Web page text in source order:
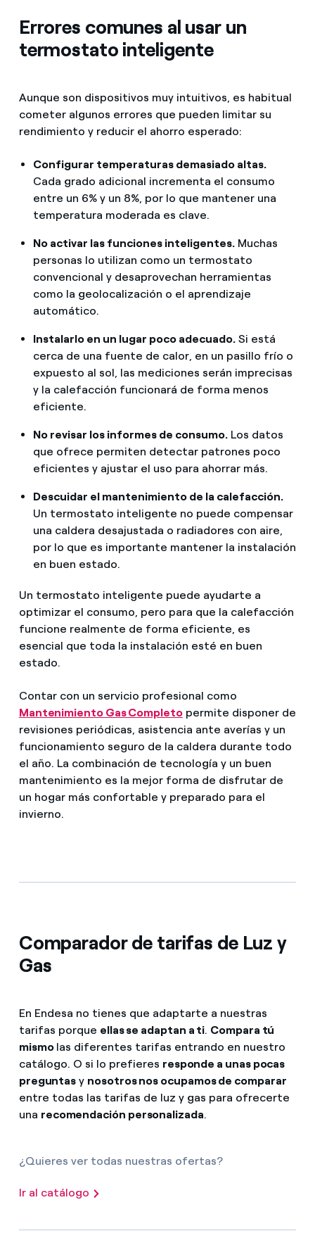
Errores comunes al usar un
termostato inteligente
Aunque son dispositivos muy intuitivos, es habitual
cometer algunos errores que pueden limitar su
rendimiento y reducir el ahorro esperado:
Configurar temperaturas demasiado altas.
Cada grado adicional incrementa el consumo
entre un 6% y un 8%, por lo que mantener una
temperatura moderada es clave.
No activar las funciones inteligentes.Muchas
personas lo utilizan como un termostato
convencional y desaprovechan herramientas
como la geolocalización o el aprendizaje
automático.
Instalarlo en un lugar poco adecuado.Si está
cerca de una fuente de calor, en un pasillo frío o
expuesto al sol, las mediciones serán imprecisas
y la calefacción funcionará de forma menos
eficiente.
No revisar los informes de consumo.Los datos
que ofrece permiten detectar patrones poco
eficientes y ajustar el uso para ahorrar más.
Descuidar el mantenimiento de la calefacción.
Un termostato inteligente no puede compensar
una caldera desajustada o radiadores con aire,
por lo que es importante mantener la instalación
en buen estado.
Un termostato inteligente puede ayudarte a
optimizar el consumo, pero para que la calefacción
funcione realmente de forma eficiente, es
esencial que toda la instalación esté en buen
estado.
Contar con un servicio profesional como
Mantenimiento Gas Completopermite disponer de
revisiones periódicas, asistencia ante averías y un
funcionamiento seguro de la caldera durante todo
el año. La combinación de tecnología y un buen
mantenimiento es la mejor forma de disfrutar de
un hogar más confortable y preparado para el
invierno.
Comparador de tarifas de Luz y
Gas
En Endesa no tienes que adaptarte a nuestras
tarifas porque ellas se adaptan a ti. Compara tú
mismolas diferentes tarifas entrando en nuestro
catálogo. O si lo prefieres responde a unas pocas
preguntas y nosotros nos ocupamos de comparar
entre todas las tarifas de luz y gas para ofrecerte
una recomendación personalizada.
¿Quieres ver todas nuestras ofertas?
Ir al catálogo